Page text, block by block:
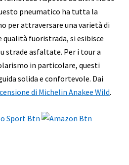
pneumatico ha tutta la
per attraversare una varietà di
fuoristrada, si esibisce
strade asfaltate. Per i tour a
in particolare, questi
solida e confortevole. Dai
di Michelin Anakee Wild.